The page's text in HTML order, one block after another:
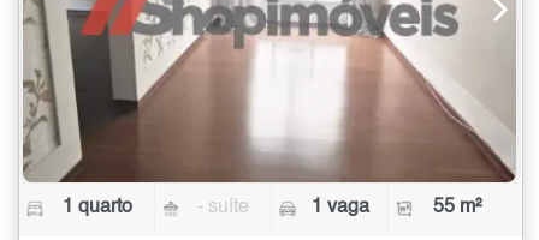
1 quarto - suíte 1 vaga 55 m²